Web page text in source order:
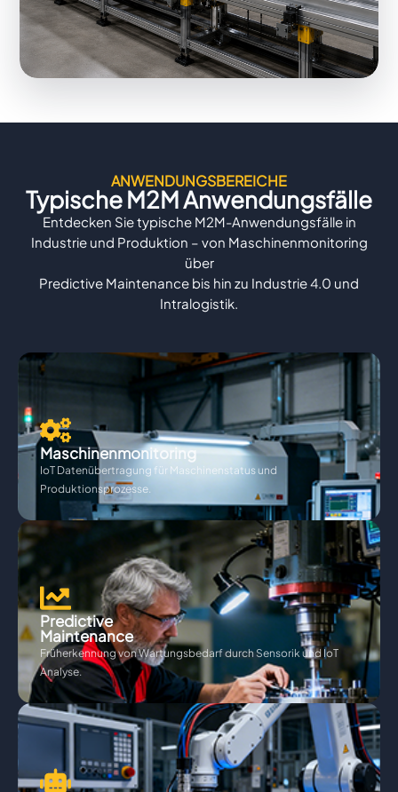
ANWENDUNGSBEREICHE
Typische M2M Anwendungsfälle
Entdecken Sie typische M2M-Anwendungsfälle in
Industrie und Produktion – von Maschinenmonitoring
über
Predictive Maintenance bis hin zu Industrie 4.0 und
Intralogistik.
Maschinenmonitoring
IoT Datenübertragung für Maschinenstatus und
Produktionsprozesse.
Predictive
Maintenance
Früherkennung von Wartungsbedarf durch Sensorik und IoT
Analyse.